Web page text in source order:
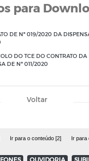
para
DE Nº 019/2020 DA
DO TCE DO CONTRATO DA
DE Nº 011/2020
Voltar
Ir para o conteúdo [2] Ir para
OUVIDORIA